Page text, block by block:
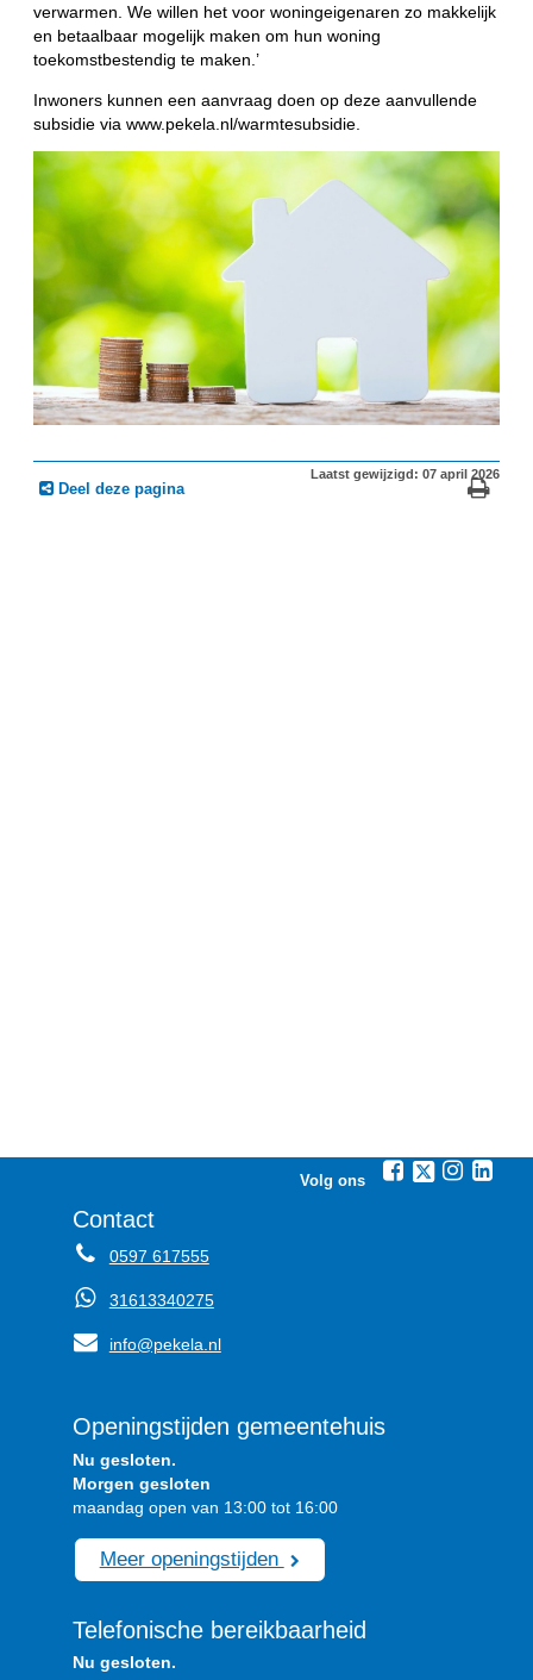
verwarmen. We willen het voor woningeigenaren zo makkelijk
en betaalbaar mogelijk maken om hun woning
toekomstbestendig te maken.’
Inwoners kunnen een aanvraag doen op deze aanvullende
subsidie via www.pekela.nl/warmtesubsidie.
Deel deze pagina
Laatst gewijzigd: 07 april 2026
Volg ons
Contact
0597 617555
31613340275
info@pekela.nl
Openingstijden gemeentehuis
Nu gesloten.
Morgen gesloten
maandag open van 13:00 tot 16:00
Meer openingstijden
Telefonische bereikbaarheid
Nu gesloten.